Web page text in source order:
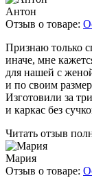
Антон
Отзыв о товаре:
Признаю только
иначе, мне
для нашей с
и по своим
Изготовили за
и каркас без
Читать отзыв
Мария
Отзыв о товаре: